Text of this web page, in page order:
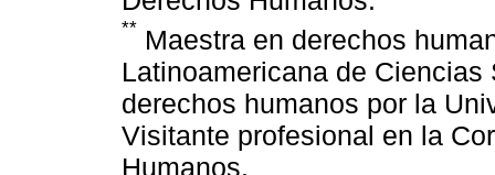
** Maestra en derechos
Latinoamericana de
derechos humanos por la
Visitante profesional en la
Humanos.